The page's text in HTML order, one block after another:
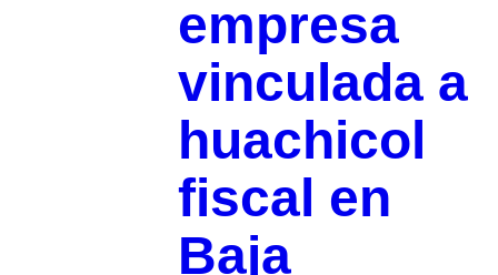
empresa
vinculada a
huachicol
fiscal en
Baja